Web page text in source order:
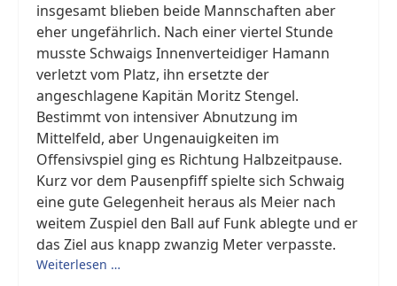
insgesamt blieben beide Mannschaften aber
eher ungefährlich. Nach einer viertel Stunde
musste Schwaigs Innenverteidiger Hamann
verletzt vom Platz, ihn ersetzte der
angeschlagene Kapitän Moritz Stengel.
Bestimmt von intensiver Abnutzung im
Mittelfeld, aber Ungenauigkeiten im
Offensivspiel ging es Richtung Halbzeitpause.
Kurz vor dem Pausenpfiff spielte sich Schwaig
eine gute Gelegenheit heraus als Meier nach
weitem Zuspiel den Ball auf Funk ablegte und er
das Ziel aus knapp zwanzig Meter verpasste.
Weiterlesen …